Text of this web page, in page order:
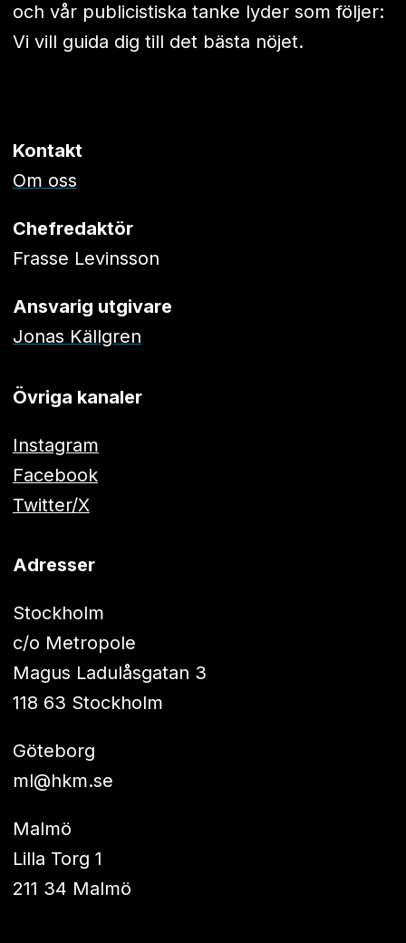
och vår publicistiska tanke lyder som följer:
Vi vill guida dig till det bästa nöjet.
Kontakt
Om oss
Chefredaktör
Frasse Levinsson
Ansvarig utgivare
Jonas Källgren
Övriga kanaler
Instagram
Facebook
Twitter/X
Adresser
Stockholm
c/o Metropole
Magus Ladulåsgatan 3
118 63 Stockholm
Göteborg
ml@hkm.se
Malmö
Lilla Torg 1
211 34 Malmö